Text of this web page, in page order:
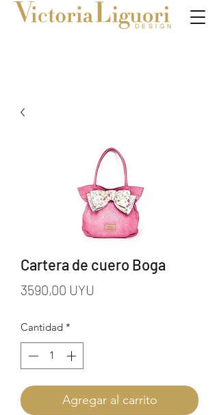
Cartera de cuero Boga
3590,00 UYU
Cantidad *
Agregar al carrito